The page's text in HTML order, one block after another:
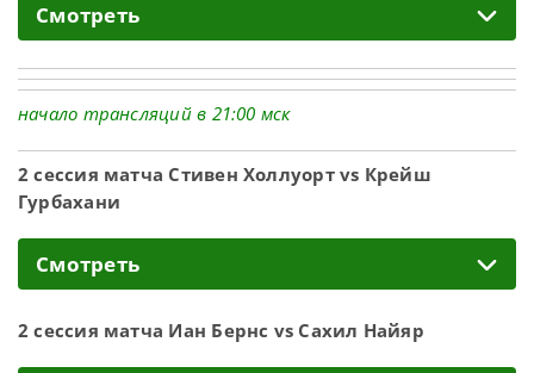
Смотреть
начало трансляций в 21:00 мск
2 сессия матча Стивен Холлуорт vs Крейш
Гурбахани
Смотреть
2 сессия матча Иан Бернс vs Сахил Найяр